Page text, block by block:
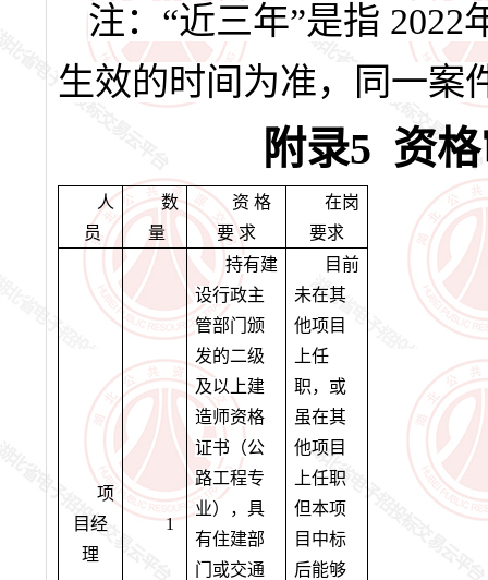
注：“近三年”是指
生效的时间为准，同一案
附录5 资格
人
员
数
量
资 格
要 求
在岗
要求
项
目经
理
1
持有建
设行政主
管部门颁
发的二级
及以上建
造师资格
证书（公
路工程专
业），具
有住建部
门或交通
目前
未在其
他项目
上任
职，或
虽在其
他项目
上任职
但本项
目中标
后能够